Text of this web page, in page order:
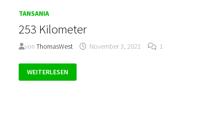
TANSANIA
253 Kilometer
vonThomasWest November 3, 2021 1
253
KILOMETER
WEITERLESEN